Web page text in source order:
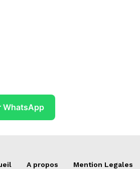
WhatsApp
A propos Mention Legales